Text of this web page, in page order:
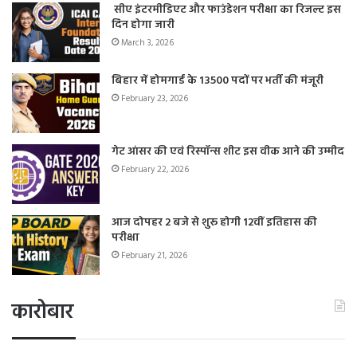
सीए इंटरमीडिएट और फाउंडेशन परीक्षा का रिजल्ट इस
दिन होगा जारी
March 3, 2026
बिहार में होमगार्ड के 13500 पदों पर भर्ती की मंजूरी
February 23, 2026
गेट आंसर की एवं रिस्पॉन्स शीट इस वीक आने की उम्मीद
February 22, 2026
आज दोपहर 2 बजे से शुरू होगी 12वीं इतिहास की
परीक्षा
February 21, 2026
कारोबार